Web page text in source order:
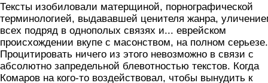
Тексты изобиловали матерщиной, порнографической
терминологией, выдававшей ценителя жанра,
всех подряд в однополых связях и... еврейском
происхождении вкупе с масонством, на полном серьезе.
Процитировать ничего из этого невозможно в связи с
абсолютно запредельной блевотностью текстов. Когда
Комаров на кого-то воздействовал, чтобы вынудить к